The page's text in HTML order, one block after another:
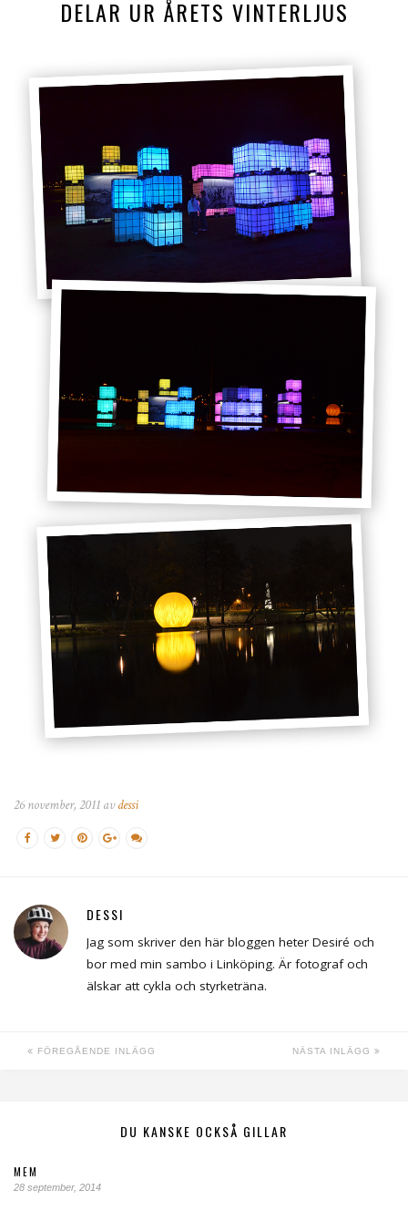
DELAR UR ÅRETS VINTERLJUS
26 november, 2011 avdessi
DESSI
Jag som skriver den här bloggen heter Desiré och
bor med min sambo i Linköping. Är fotograf och
älskar att cykla och styrketräna.
FÖREGÅENDE INLÄGG NÄSTA INLÄGG
DU KANSKE OCKSÅ GILLAR
MEM
28 september, 2014